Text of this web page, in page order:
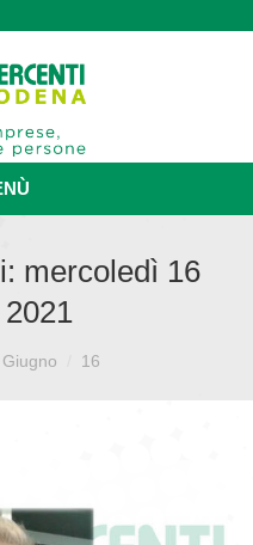
mercoledì 16
Giugno 16